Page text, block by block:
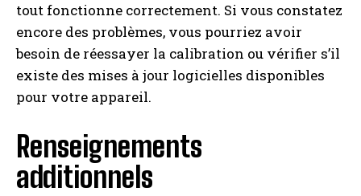
tout fonctionne correctement. Si vous constatez
encore des problèmes, vous pourriez avoir
besoin de réessayer la calibration ou vérifier s’il
existe des mises à jour logicielles disponibles
pour votre appareil.
Renseignements
additionnels